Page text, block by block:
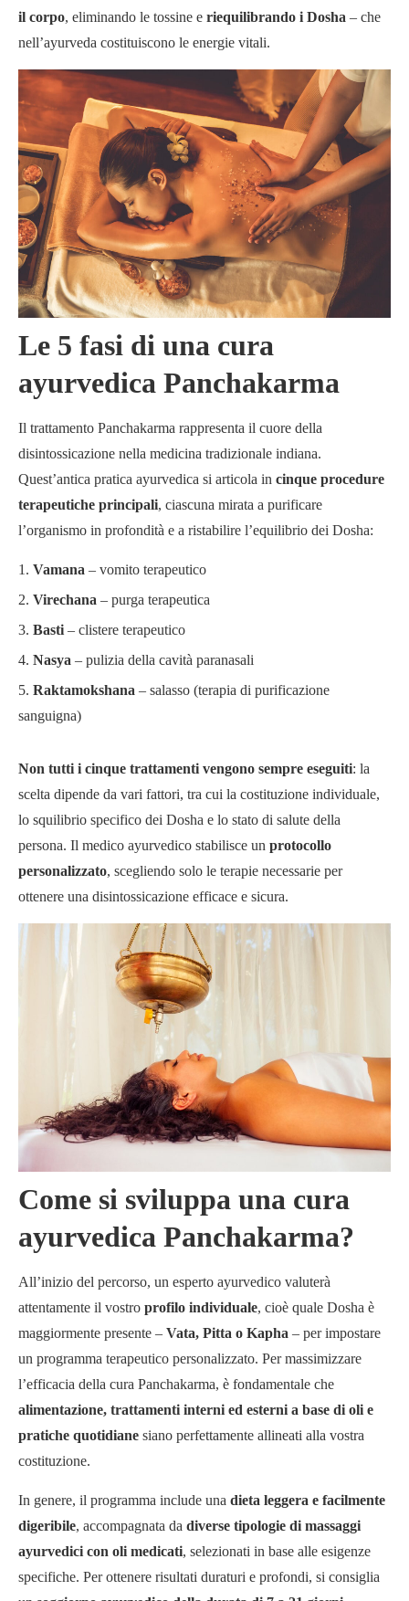
il corpo, eliminando le tossine e riequilibrando i Dosha – che
nell’ayurveda costituiscono le energie vitali.
Le 5 fasi di una cura
ayurvedica Panchakarma
Il trattamento Panchakarma rappresenta il cuore della
disintossicazione nella medicina tradizionale indiana.
Quest’antica pratica ayurvedica si articola in cinque procedure
terapeutiche principali, ciascuna mirata a purificare
l’organismo in profondità e a ristabilire l’equilibrio dei Dosha:
Vamana – vomito terapeutico
Virechana – purga terapeutica
Basti – clistere terapeutico
Nasya – pulizia della cavità paranasali
Raktamokshana – salasso (terapia di purificazione
sanguigna)
Non tutti i cinque trattamenti vengono sempre eseguiti: la
scelta dipende da vari fattori, tra cui la costituzione individuale,
lo squilibrio specifico dei Dosha e lo stato di salute della
persona. Il medico ayurvedico stabilisce un protocollo
personalizzato, scegliendo solo le terapie necessarie per
ottenere una disintossicazione efficace e sicura.
Come si sviluppa una cura
ayurvedica Panchakarma?
All’inizio del percorso, un esperto ayurvedico valuterà
attentamente il vostro profilo individuale, cioè quale Dosha è
maggiormente presente – Vata, Pitta o Kapha – per impostare
un programma terapeutico personalizzato. Per massimizzare
l’efficacia della cura Panchakarma, è fondamentale che
alimentazione, trattamenti interni ed esterni a base di oli e
pratiche quotidiane siano perfettamente allineati alla vostra
costituzione.
In genere, il programma include una dieta leggera e facilmente
digeribile, accompagnata da diverse tipologie di massaggi
ayurvedici con oli medicati, selezionati in base alle esigenze
specifiche. Per ottenere risultati duraturi e profondi, si consiglia